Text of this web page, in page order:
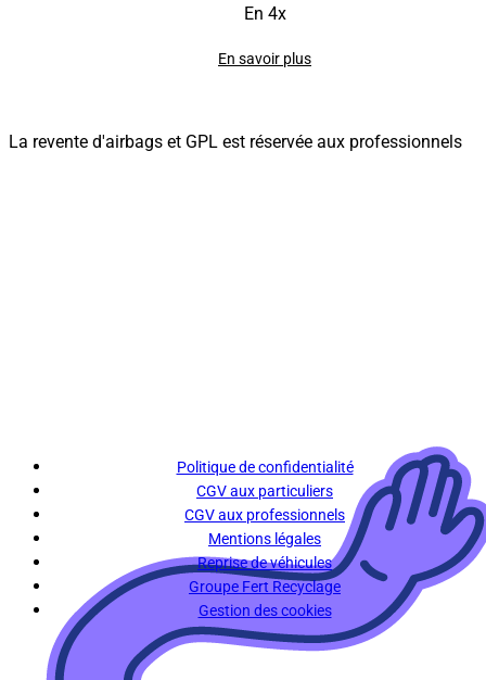
En 4x
En savoir plus
La revente d'airbags et GPL est réservée aux professionnels
Politique de confidentialité
CGV aux particuliers
CGV aux professionnels
Mentions légales
Reprise de véhicules
Groupe Fert Recyclage
Gestion des cookies